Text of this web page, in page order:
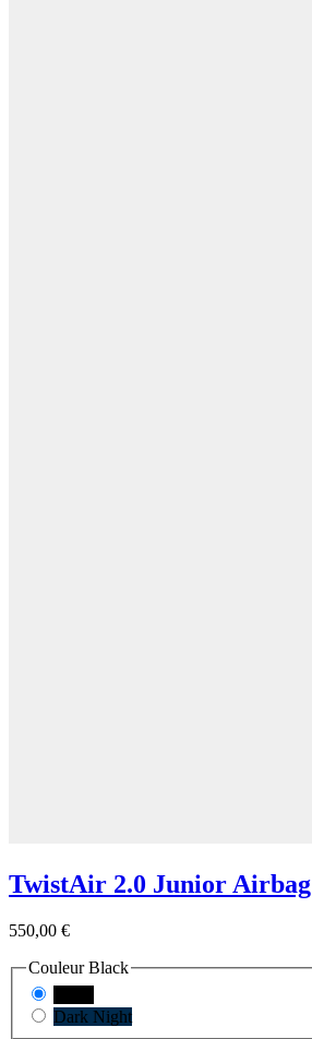
TwistAir 2.0 Junior Airbag
550,00 €
Couleur Black
Dark Night